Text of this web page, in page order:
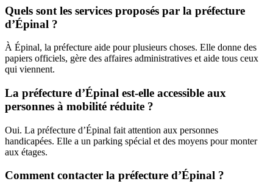
Quels sont les services proposés par la préfecture
d’Épinal ?
À Épinal, la préfecture aide pour plusieurs choses. Elle donne des
papiers officiels, gère des affaires administratives et aide tous ceux
qui viennent.
La préfecture d’Épinal est-elle accessible aux
personnes à mobilité réduite ?
Oui. La préfecture d’Épinal fait attention aux personnes
handicapées. Elle a un parking spécial et des moyens pour monter
aux étages.
Comment contacter la préfecture d’Épinal ?